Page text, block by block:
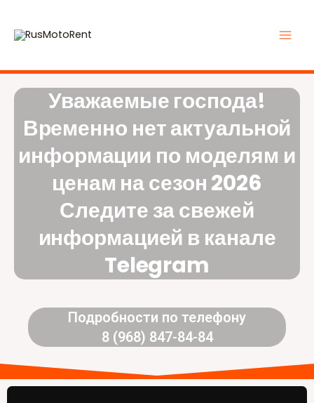
Уважаемые господа!
Временно нет актуальной
информации по моделям и
ценам на сезон 2026
Следите за свежей
информацией в канале
Telegram
Подробности по телефону
8 (968) 847-84-84